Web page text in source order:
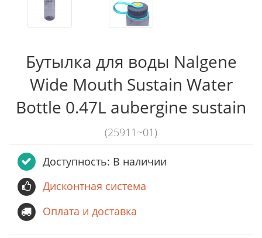
Бутылка для воды Nalgene
Wide Mouth Sustain Water
Bottle 0.47L aubergine sustain
(25911~01)
Доступность: В наличии
Дисконтная система
Оплата и доставка